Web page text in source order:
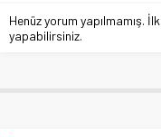
Henüz yorum yapılmamış.
yapabilirsiniz.